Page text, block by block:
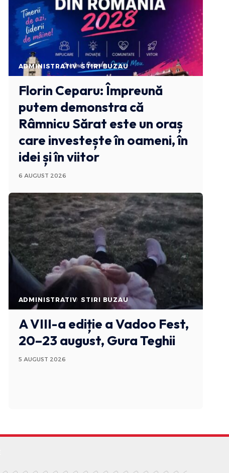
ADMINISTRATIV STIRI BUZAU
Florin Ceparu: Împreună
putem demonstra că
Râmnicu Sărat este un oraș
care investește în oameni, în
idei și în viitor
6 AUGUST 2026
ADMINISTRATIV STIRI BUZAU
A VIII-a ediție a Vadoo Fest,
20–23 august, Gura Teghii
5 AUGUST 2026